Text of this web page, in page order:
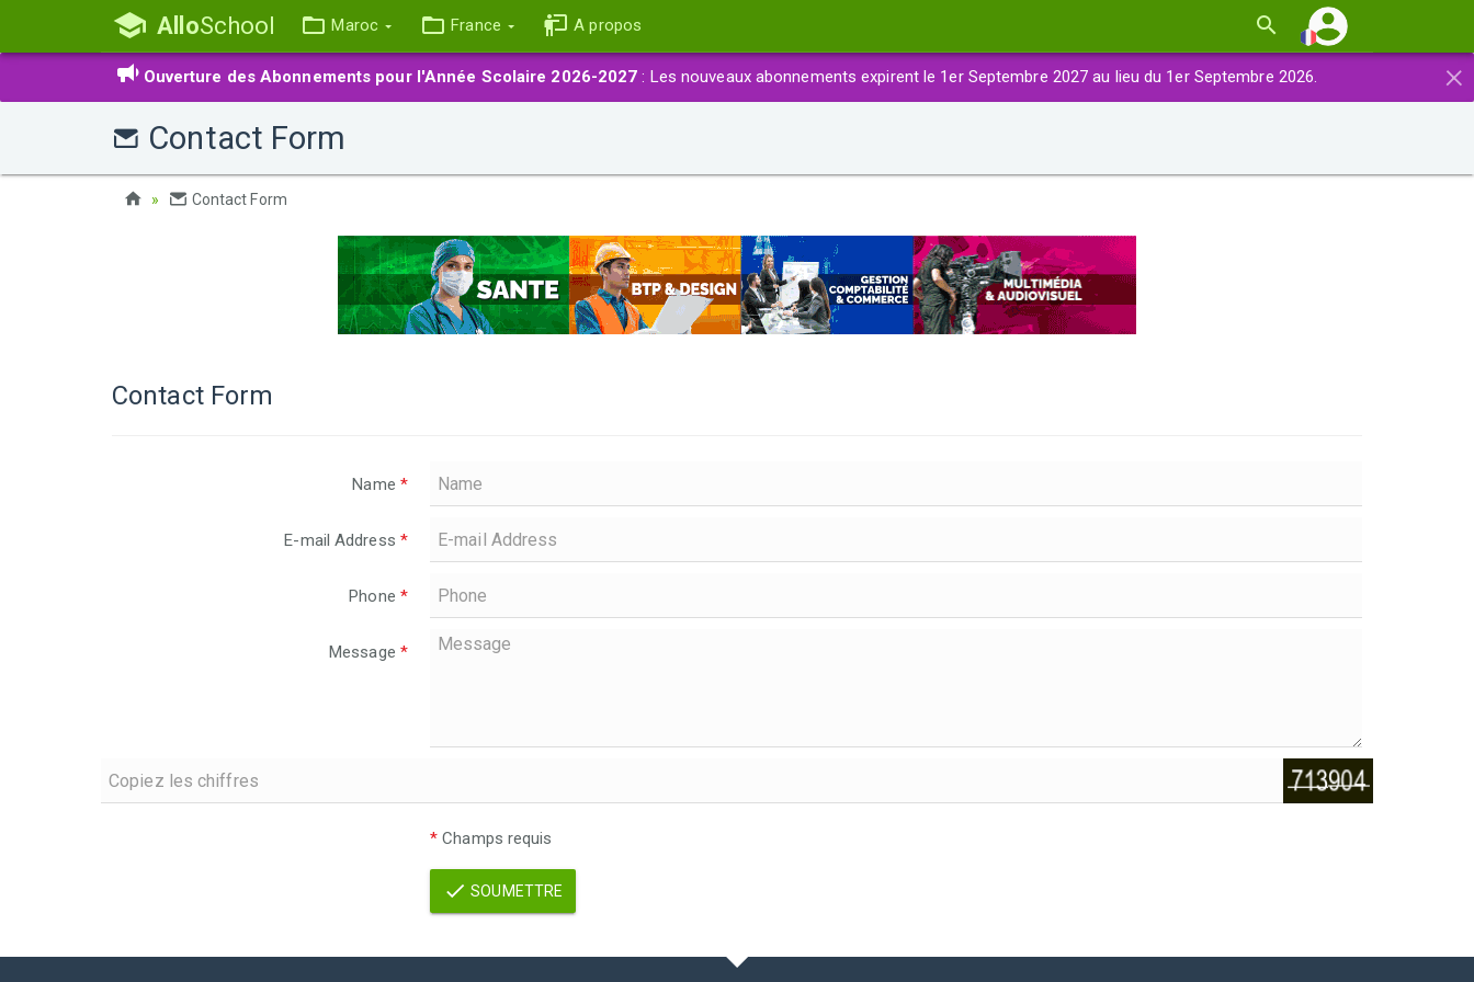
AlloSchool Maroc France A propos
×
Ouverture des Abonnements pour l'Année Scolaire 2026-2027 : Les nouveaux abonnements expirent le 1er Septembre 2027 au lieu du 1er Septembre 2026.
Contact Form
Contact Form
Contact Form
Name *
E-mail Address *
Phone *
Message *
* Champs requis
SOUMETTRE